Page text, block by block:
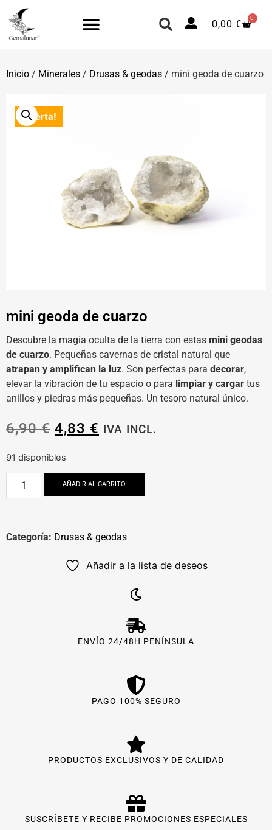
0,00 €
0
Inicio / Minerales / Drusas & geodas / mini geoda de cuarzo
¡Oferta!
mini geoda de cuarzo
Descubre la magia oculta de la tierra con estas mini geodas
de cuarzo. Pequeñas cavernas de cristal natural que
atrapan y amplifican la luz. Son perfectas para decorar,
elevar la vibración de tu espacio o para limpiar y cargar tus
anillos y piedras más pequeñas. Un tesoro natural único.
6,90€ 4,83 € IVA INCL.
91 disponibles
AÑADIR AL CARRITO
Categoría: Drusas & geodas
Añadir a la lista de deseos
ENVÍO 24/48H PENÍNSULA
PAGO 100% SEGURO
PRODUCTOS EXCLUSIVOS Y DE CALIDAD
SUSCRÍBETE Y RECIBE PROMOCIONES ESPECIALES